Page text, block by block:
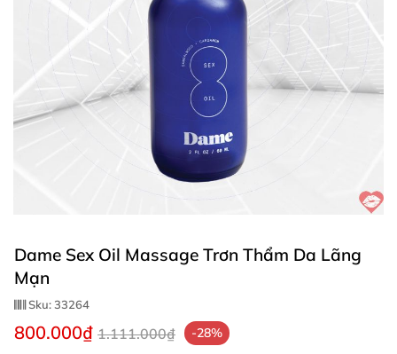
Dame Sex Oil Massage Trơn Thẩm Da Lãng
Mạn
Sku:33264
800.000₫ 1.111.000₫ -28%